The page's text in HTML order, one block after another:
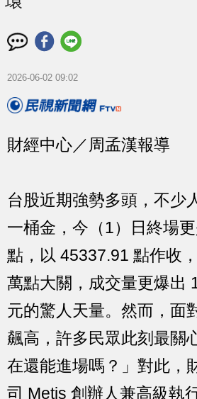
2026-06-02 09:02
財經中心／周孟漢報導
台股近期強勢多頭，不少
一桶金，今（1）日終場
點，以 45337.91 點作收
萬點大關，成交量更爆出
元的驚人天量。然而，面
飆高，許多民眾此刻最關
在還能進場嗎？」對此，
司 Metis 創辦人兼高級執